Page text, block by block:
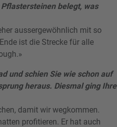
belegt, was
aussergewöhnlich mit so
ist die Strecke für alle
und schien Sie wie schon auf
heraus. Diesmal ging Ihre
damit wir wegkommen.
profitieren. Er hat auch